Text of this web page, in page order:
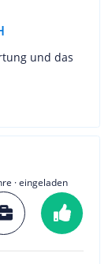
und das
· eingeladen